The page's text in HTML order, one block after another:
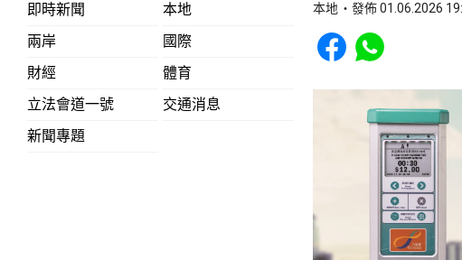
即時新聞
本地
兩岸
國際
財經
體育
立法會道一號
交通消息
新聞專題
本地 發佈 01.06.2026
Share to Facebook
Share to WhatsApp